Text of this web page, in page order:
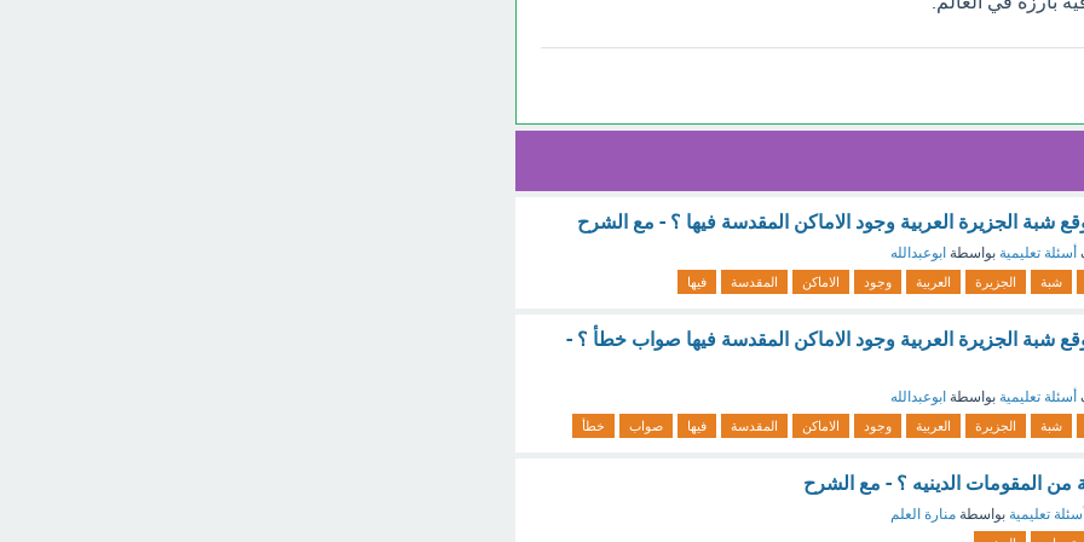
شبة الجزيرة العربية وجود الاماكن المقدسة فيها ؟ - مع الشرح
أسئلة تعليمية بواسطة ابوعبدالله
شبة الجزيرة العربية وجود الاماكن المقدسة فيها
شبة الجزيرة العربية وجود الاماكن المقدسة فيها صواب خطأ ؟ -
أسئلة تعليمية بواسطة ابوعبدالله
شبة الجزيرة العربية وجود الاماكن المقدسة فيها صواب خطأ
من المقومات الدينيه ؟ - مع الشرح
تعليمية بواسطة منارة العلم